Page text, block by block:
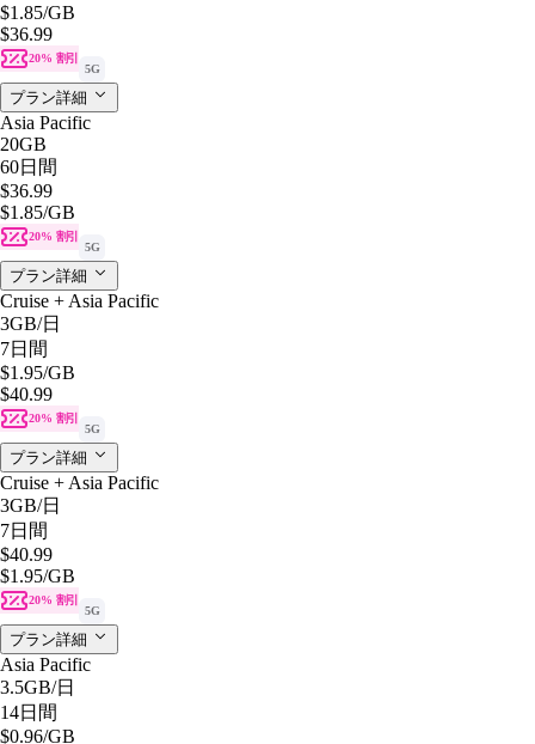
$1.85/GB
$36.99
20% 割引
5G
プラン詳細
Asia Pacific
20GB
60日間
$36.99
$1.85/GB
20% 割引
5G
プラン詳細
Cruise + Asia Pacific
3GB/日
7日間
$1.95/GB
$40.99
20% 割引
5G
プラン詳細
Cruise + Asia Pacific
3GB/日
7日間
$40.99
$1.95/GB
20% 割引
5G
プラン詳細
Asia Pacific
3.5GB/日
14日間
$0.96/GB